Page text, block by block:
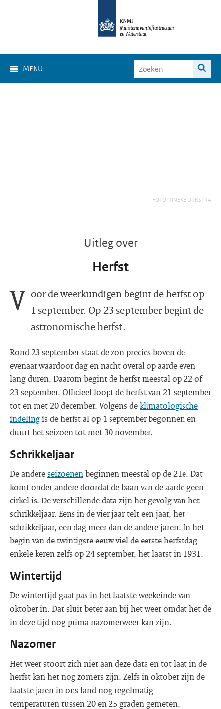
MENU
FOTO: TINEKE DIJKSTRA
Uitleg over
Herfst
V oor de weerkundigen begint de herfst op
1 september. Op 23 september begint de
astronomische herfst.
Rond 23 september staat de zon precies boven de
evenaar waardoor dag en nacht overal op aarde even
lang duren. Daarom begint de herfst meestal op 22 of
23 september. Officieel loopt de herfst van 21 september
tot en met 20 december. Volgens deklimatologische
indelingis de herfst al op 1 september begonnen en
duurt het seizoen tot met 30 november.
Schrikkeljaar
De andereseizoenen beginnen meestal op de 21e. Dat
komt onder andere doordat de baan van de aarde geen
cirkel is. De verschillende data zijn het gevolg van het
schrikkeljaar. Eens in de vier jaar telt een jaar, het
schrikkeljaar, een dag meer dan de andere jaren. In het
begin van de twintigste eeuw viel de eerste herfstdag
enkele keren zelfs op 24 september, het laatst in 1931.
Wintertijd
De wintertijd gaat pas in het laatste weekeinde van
oktober in. Dat sluit beter aan bij het weer omdat het de
in deze tijd nog prima nazomerweer kan zijn.
Nazomer
Het weer stoort zich niet aan deze data en tot laat in de
herfst kan het nog zomers zijn. Zelfs in oktober zijn de
laatste jaren in ons land nog regelmatig
temperaturen tussen 20 en 25 graden gemeten.